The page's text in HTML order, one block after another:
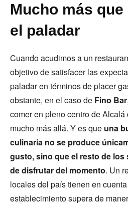
Mucho más
el paladar
Cuando acudimos a un
objetivo de satisfacer las
paladar en términos de placer
obstante, en el caso de Fino Bar
comer en pleno centro de
mucho más allá. Y es que una
culinaria no se produce
gusto, sino que el resto de
de disfrutar del momento. Un
locales del país tienen en
establecimiento supera de